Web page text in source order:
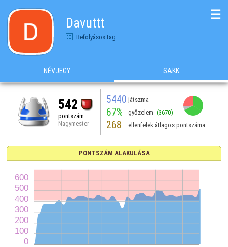
Davuttt
Befolyásos tag
☰
NÉVJEGY SAKK
542
pontszám
Nagymester
5440 játszma
67% győzelem (3670)
268 ellenfelek átlagos pontszáma
PONTSZÁM ALAKULÁSA